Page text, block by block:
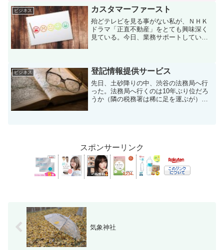
の中で、「緊急ではないが...
ビジネス カスタマーファースト
殆どテレビを見る事がない私が、ＮＨＫ
ドラマ「正直不動産」をとても興味深く
見ている。今日、業務サポートしている
切り取ってみた。なお...
ビジネス 登記情報提供サービス
先日、土砂降りの中、渋谷の法務局へ行
った。法務局へ行くのは10年ぶり位だろ
うか（隣の税務署は稀に足を運ぶが）。
スポンサーリンク
気象神社